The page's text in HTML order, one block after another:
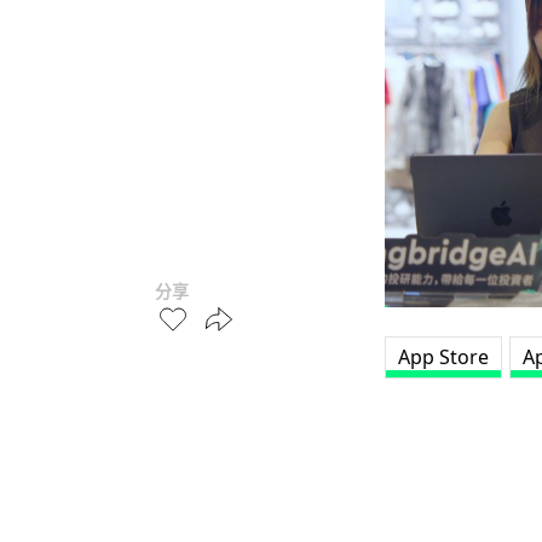
分享
App Store